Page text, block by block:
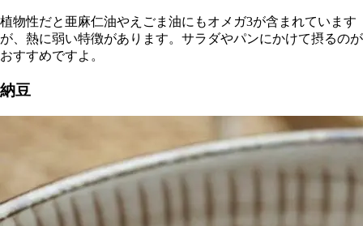
植物性だと亜麻仁油やえごま油にもオメガ3が含まれています
が、熱に弱い特徴があります。サラダやパンにかけて摂るのが
おすすめですよ。
納豆